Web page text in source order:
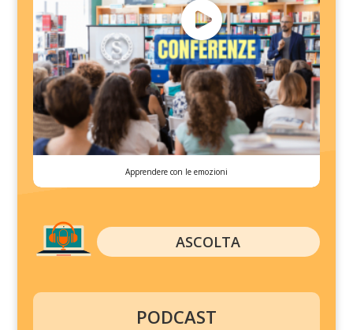
Apprendere con le emozioni
ASCOLTA
PODCAST